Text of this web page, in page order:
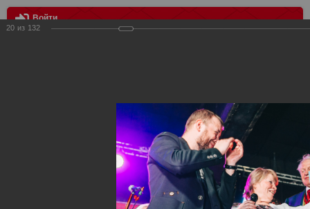
Войти
20-ти Летие Российского Фан-клуба "Спартак" Москва
Фотографии с матчей Спартака, Сборной
Награждения>Сезон 2018/2019 >20-ти Летие
Российского Фан-клуба "Спартак" Москва
20 из 132